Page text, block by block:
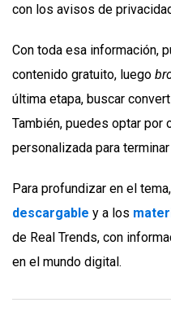
con los avisos de
Con toda esa información,
contenido gratuito, luego
última etapa, buscar
También, puedes optar por
personalizada para
Para profundizar en el
descargable y a los
de Real Trends, con
en el mundo digital.